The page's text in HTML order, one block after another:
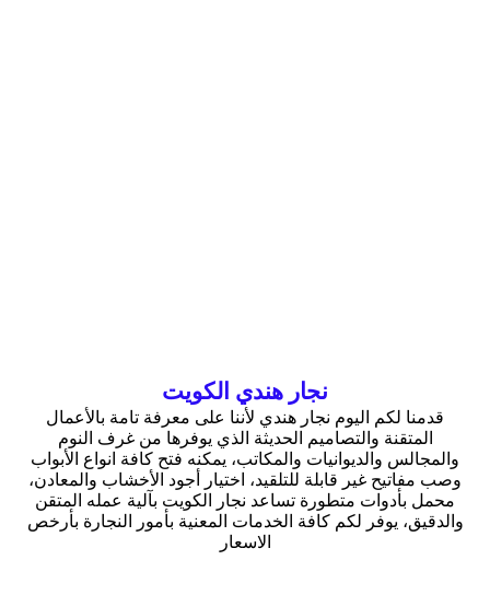
نجار هندي الكويت
قدمنا لكم اليوم نجار هندي لأننا على معرفة تامة بالأعمال
المتقنة والتصاميم الحديثة الذي يوفرها من غرف النوم
والمجالس والديوانيات والمكاتب، يمكنه فتح كافة انواع الأبواب
وصب مفاتيح غير قابلة للتلقيد، اختيار أجود الأخشاب والمعادن،
محمل بأدوات متطورة تساعد نجار الكويت بآلية عمله المتقن
والدقيق، يوفر لكم كافة الخدمات المعنية بأمور النجارة بأرخص
الاسعار